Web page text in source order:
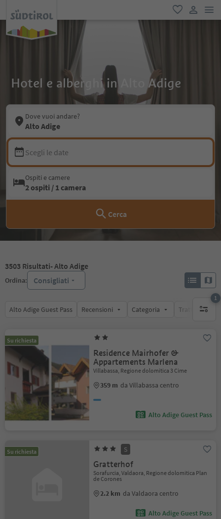
favoriti
user link
Hotel e alberghi in Alto Adige
Dove vuoi andare?
Alto Adige
Scegli le date
Ospiti e camere
2 ospiti / 1 camera
Cerca
3503 Risultati- Alto Adige
Ordina: Consigliati
Alto Adige Guest Pass Recensioni Categoria Trattamento
1
1 filtro
Su richiesta
Residence Mairhofer &
Appartements Marlena
Villabassa, Regione dolomitica 3 Cime
359 m da Villabassa centro
Alto Adige Guest Pass
Su richiesta S
Gratterhof
Sorafurcia, Valdaora, Regione dolomitica Plan
de Corones
2.2 km da Valdaora centro
Alto Adige Guest Pass